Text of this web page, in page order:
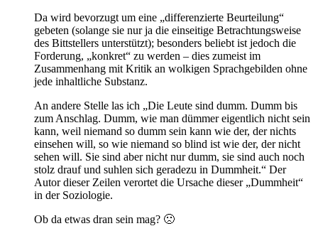
Da wird bevorzugt um eine „differenzierte Beurteilung“
gebeten (solange sie nur ja die einseitige Betrachtungsweise
des Bittstellers unterstützt); besonders beliebt ist jedoch die
Forderung, „konkret“ zu werden – dies zumeist im
Zusammenhang mit Kritik an wolkigen Sprachgebilden ohne
jede inhaltliche Substanz.
An andere Stelle las ich „Die Leute sind dumm. Dumm bis
zum Anschlag. Dumm, wie man dümmer eigentlich nicht sein
kann, weil niemand so dumm sein kann wie der, der nichts
einsehen will, so wie niemand so blind ist wie der, der nicht
sehen will. Sie sind aber nicht nur dumm, sie sind auch noch
stolz drauf und suhlen sich geradezu in Dummheit.“ Der
Autor dieser Zeilen verortet die Ursache dieser „Dummheit“
in der Soziologie.
Ob da etwas dran sein mag? 🙁